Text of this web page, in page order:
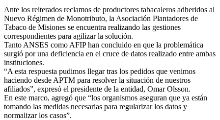
Ante los reiterados reclamos de productores tabacaleros adheridos al
Nuevo Régimen de Monotributo, la Asociación Plantadores de
Tabaco de Misiones se encuentra realizando las gestiones
correspondientes para agilizar la solución.
Tanto ANSES como AFIP han concluido en que la problemática
surgió por una deficiencia en el cruce de datos realizado entre ambas
instituciones.
“A esta respuesta pudimos llegar tras los pedidos que venimos
haciendo desde APTM para resolver la situación de nuestros
afiliados”, expresó el presidente de la entidad, Omar Olsson.
En este marco, agregó que “los organismos aseguran que ya están
tomando las medidas necesarias para regularizar los datos y
normalizar los casos”.